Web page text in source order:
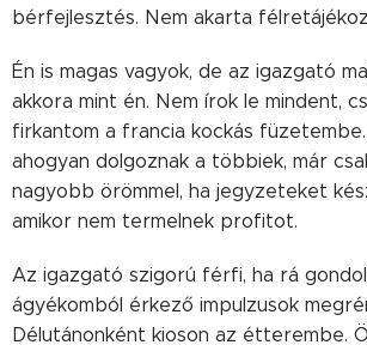
bérfejlesztés. Nem akarta
Én is magas vagyok, de az igazgató
akkora mint én. Nem írok le mindent,
firkantom a francia kockás
ahogyan dolgoznak a többiek, már
nagyobb örömmel, ha jegyzeteket
amikor nem termelnek profitot.
Az igazgató szigorú férfi, ha rá
ágyékomból érkező impulzusok
Délutánonként kioson az étterembe.